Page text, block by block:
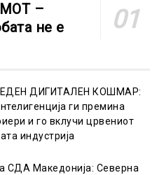
–
не е
ДИГИТАЛЕН КОШМАР:
ги премина
и го вклучи црвениот
индустрија
СДА Македонија: Северна